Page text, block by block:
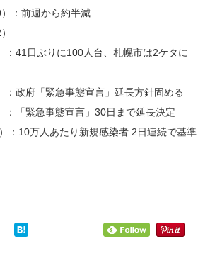
：前週から約半減
41日ぶりに100人台、札幌市は2ケタに
政府「緊急事態宣言」延長方針固める
「緊急事態宣言」30日まで延長決定
：10万人あたり新規感染者 2日連続で基準